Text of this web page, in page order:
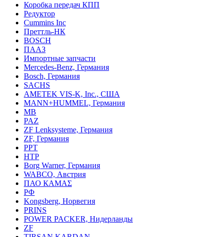
Коробка передач КПП
Редуктор
Cummins Inc
Преттль-НК
BOSCH
ПААЗ
Импортные запчасти
Mercedes-Benz, Германия
Bosch, Германия
SACHS
AMETEK VIS-K, Inc., США
MANN+HUMMEL, Германия
MB
PAZ
ZF Lenksysteme, Германия
ZF, Германия
PPT
HTP
Borg Warner, Германия
WABCO, Австрия
ПАО КАМАΣ
РФ
Kongsberg, Норвегия
PRINS
POWER PACKER, Нидерланды
ZF